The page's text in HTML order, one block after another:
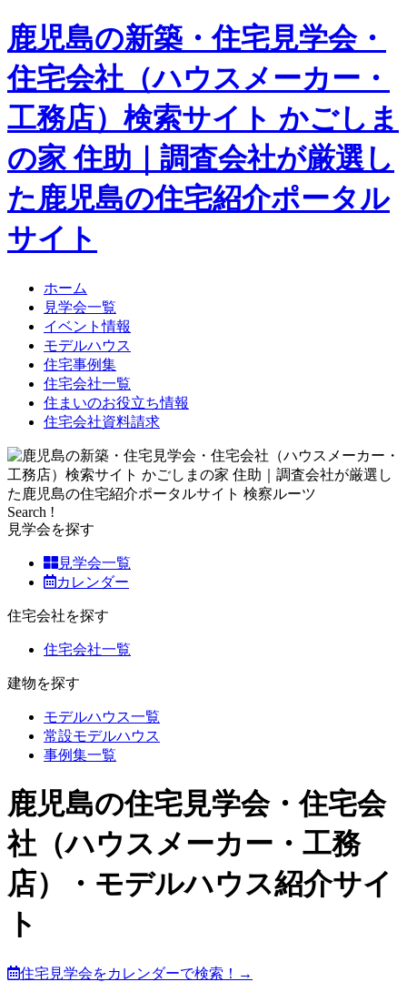
鹿児島の新築・住宅見学会・
住宅会社（ハウスメーカー・
工務店）検索サイト かごしま
の家 住助｜調査会社が厳選し
た鹿児島の住宅紹介ポータル
サイト
ホーム
見学会一覧
イベント情報
モデルハウス
住宅事例集
住宅会社一覧
住まいのお役立ち情報
住宅会社資料請求
Search !
見学会を探す
見学会一覧
カレンダー
住宅会社を探す
住宅会社一覧
建物を探す
モデルハウス一覧
常設モデルハウス
事例集一覧
鹿児島の住宅見学会・住宅会
社（ハウスメーカー・工務
店）・モデルハウス紹介サイ
ト
住宅見学会をカレンダーで検索！→